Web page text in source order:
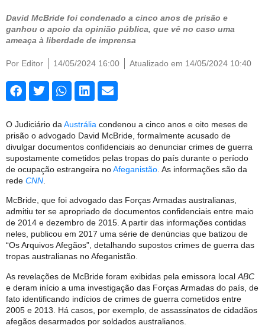
David McBride foi condenado a cinco anos de prisão e
ganhou o apoio da opinião pública, que vê no caso uma
ameaça à liberdade de imprensa
Por Editor 14/05/2024 16:00 Atualizado em 14/05/2024 10:40
O Judiciário da Austrália condenou a cinco anos e oito meses de
prisão o advogado David McBride, formalmente acusado de
divulgar documentos confidenciais ao denunciar crimes de guerra
supostamente cometidos pelas tropas do país durante o período
de ocupação estrangeira noAfeganistão . As informações são da
rede CNN
McBride, que foi advogado das Forças Armadas australianas,
admitiu ter se apropriado de documentos confidenciais entre maio
de 2014 e dezembro de 2015. A partir das informações contidas
neles, publicou em 2017 uma série de denúncias que batizou de
“Os Arquivos Afegãos”, detalhando supostos crimes de guerra das
tropas australianas no Afeganistão.
As revelações de McBride foram exibidas pela emissora local ABC
e deram início a uma investigação das Forças Armadas do país, de
fato identificando indícios de crimes de guerra cometidos entre
2005 e 2013. Há casos, por exemplo, de assassinatos de cidadãos
afegãos desarmados por soldados australianos.